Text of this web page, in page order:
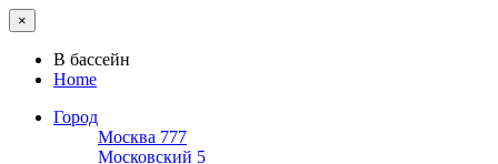
×
В бассейн
Home
Город
Москва 777
Московский 5